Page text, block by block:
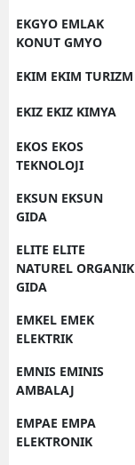
EKGYO EMLAK
KONUT GMYO
EKIM EKIM TURIZM
EKIZ EKIZ KIMYA
EKOS EKOS
TEKNOLOJI
EKSUN EKSUN
GIDA
ELITE ELITE
NATUREL ORGANIK
GIDA
EMKEL EMEK
ELEKTRIK
EMNIS EMINIS
AMBALAJ
EMPAE EMPA
ELEKTRONIK